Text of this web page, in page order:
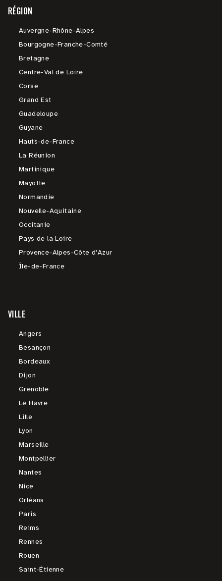
RÉGION
Auvergne-Rhône-Alpes
Bourgogne-Franche-Comté
Bretagne
Centre-Val de Loire
Corse
Grand Est
Guadeloupe
Guyane
Hauts-de-France
La Réunion
Martinique
Mayotte
Normandie
Nouvelle-Aquitaine
Occitanie
Pays de la Loire
Provence-Alpes-Côte d'Azur
Île-de-France
VILLE
Angers
Besançon
Bordeaux
Dijon
Grenoble
Le Havre
Lille
Lyon
Marseille
Montpellier
Nantes
Nice
Orléans
Paris
Reims
Rennes
Rouen
Saint-Étienne